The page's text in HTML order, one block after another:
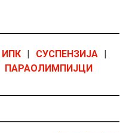
ИПК | СУСПЕНЗИЈА |
ПАРАОЛИМПИЈЦИ